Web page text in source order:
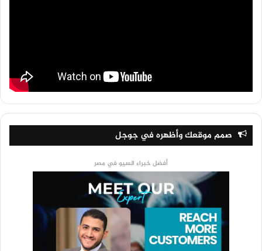
صمم موقعك وأظهره في جوجل
أفضل خبراء السيو في مصر